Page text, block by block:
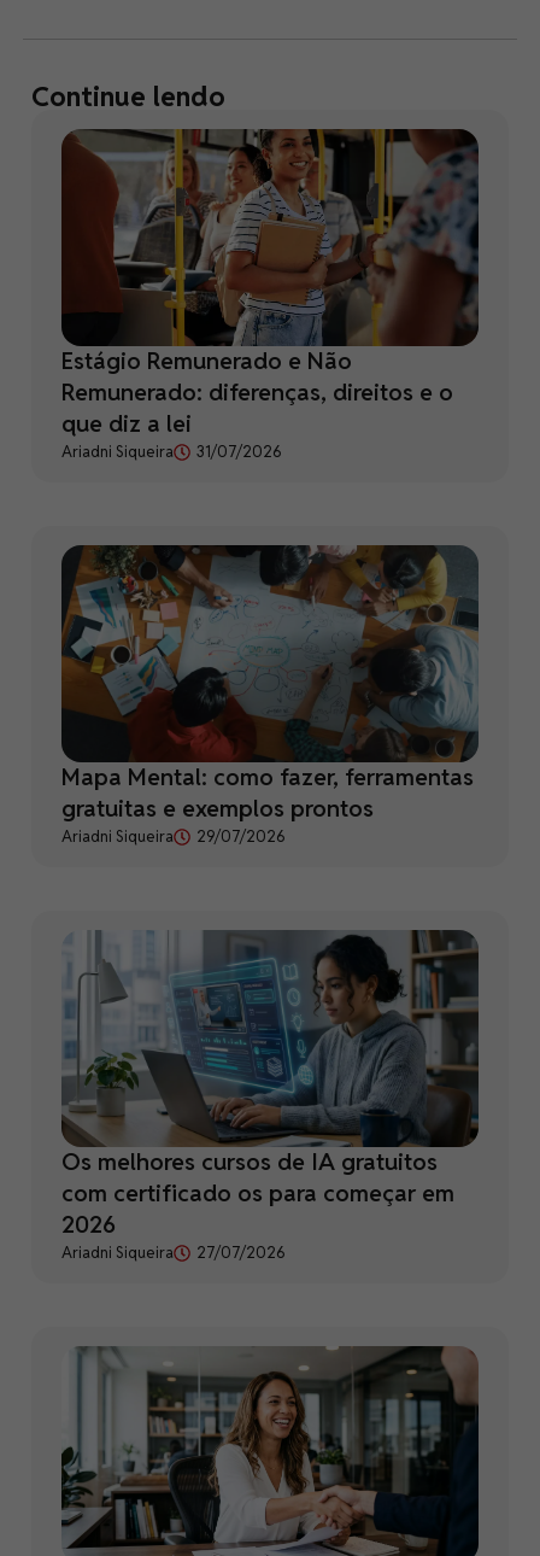
Continue lendo
Estágio Remunerado e Não
Remunerado: diferenças, direitos e o
que diz a lei
Ariadni Siqueira 31/07/2026
Mapa Mental: como fazer, ferramentas
gratuitas e exemplos prontos
Ariadni Siqueira 29/07/2026
Os melhores cursos de IA gratuitos
com certificado os para começar em
2026
Ariadni Siqueira 27/07/2026